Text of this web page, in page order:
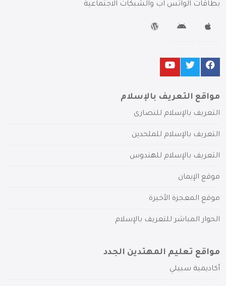
بطاقات الواتس آب والشبكات الاجتماعية
مواقع التعريف بالإسلام
التعريف بالإسلام للنصارى
التعريف بالإسلام للملحدين
التعريف بالإسلام للهندوس
موقع الإيمان
موقع المعجزة الأخيرة
الحوار المباشر للتعريف بالإسلام
مواقع تعليم المهتدين الجدد
أكاديمية سبيلي